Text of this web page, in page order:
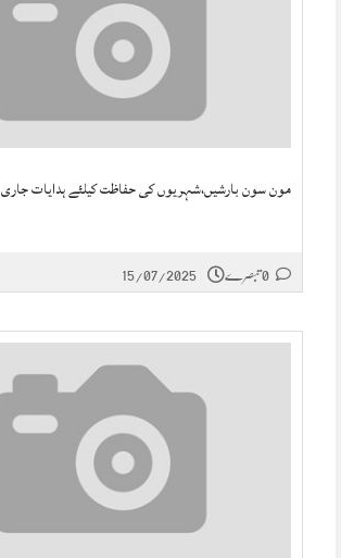
مون سون بارشیں،شہریوں کی حفاظت کیلئے ہدایات جاری
15/07/2025